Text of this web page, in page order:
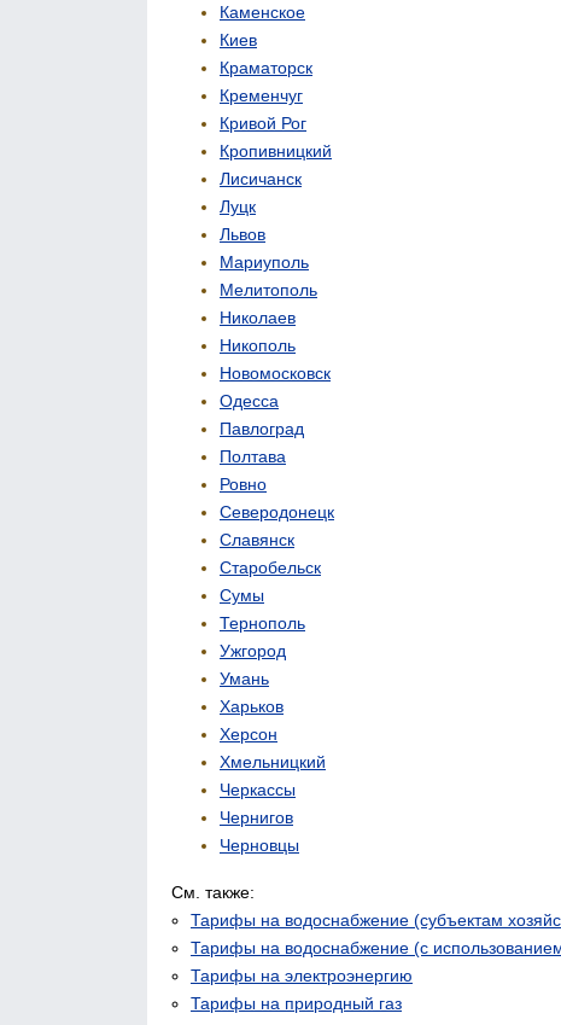
Каменское
Киев
Краматорск
Кременчуг
Кривой Рог
Кропивницкий
Лисичанск
Луцк
Львов
Мариуполь
Мелитополь
Николаев
Никополь
Новомосковск
Одесса
Павлоград
Полтава
Ровно
Северодонецк
Славянск
Старобельск
Сумы
Тернополь
Ужгород
Умань
Харьков
Херсон
Хмельницкий
Черкассы
Чернигов
Черновцы
См. также:
Тарифы на водоснабжение (субъектам
Тарифы на водоснабжение (с
Тарифы на электроэнергию
Тарифы на природный газ